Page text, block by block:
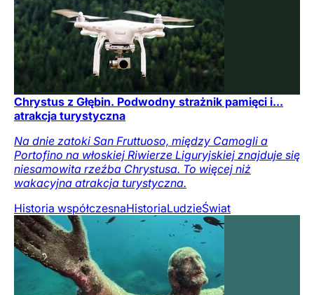
Chrystus z Głębin. Podwodny strażnik pamięci i...
atrakcja turystyczna
Na dnie zatoki San Fruttuoso, między Camogli a
Portofino na włoskiej Riwierze Liguryjskiej znajduje się
niesamowita rzeźba Chrystusa. To więcej niż
wakacyjna atrakcja turystyczna.
Historia współczesnaHistoriaLudzieŚwiat